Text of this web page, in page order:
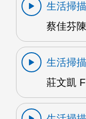
生活掃描
蔡佳芬
生活掃描
莊文凱